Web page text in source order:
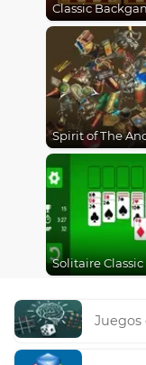
Solitaire Classic